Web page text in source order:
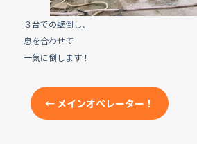
３台での壁倒し、
息を合わせて
一気に倒します！
←メインオペレーター！